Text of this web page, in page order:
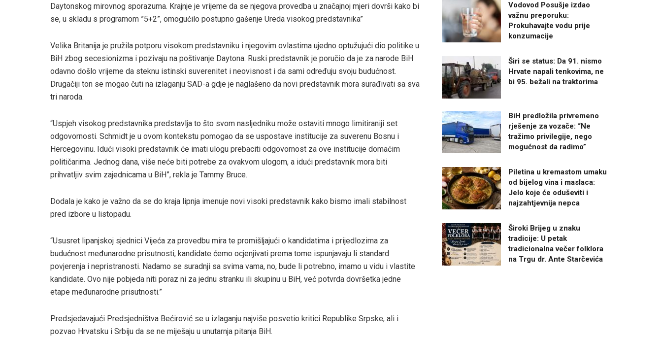
Daytonskog mirovnog sporazuma. Krajnje je vrijeme da se njegova provedba u značajnoj mjeri dovrši kako bi
se, u skladu s programom ”5+2”, omogućilo postupno gašenje Ureda visokog predstavnika”
Velika Britanija je pružila potporu visokom predstavniku i njegovim ovlastima ujedno optužujući dio politike u
BiH zbog secesionizma i pozivaju na poštivanje Daytona. Ruski predstavnik je poručio da je za narode BiH
odavno došlo vrijeme da steknu istinski suverenitet i neovisnost i da sami određuju svoju budućnost.
Drugačiji ton se mogao čuti na izlaganju SAD-a gdje je naglašeno da novi predstavnik mora surađivati sa sva
tri naroda.
“Uspjeh visokog predstavnika predstavlja to što svom nasljedniku može ostaviti mnogo limitiraniji set
odgovornosti. Schmidt je u ovom kontekstu pomogao da se uspostave institucije za suverenu Bosnu i
Hercegovinu. Idući visoki predstavnik će imati ulogu prebaciti odgovornost za ove institucije domaćim
političarima. Jednog dana, više neće biti potrebe za ovakvom ulogom, a idući predstavnik mora biti
prihvatljiv svim zajednicama u BiH”, rekla je Tammy Bruce.
Dodala je kako je važno da se do kraja lipnja imenuje novi visoki predstavnik kako bismo imali stabilnost
pred izbore u listopadu.
“Ususret lipanjskoj sjednici Vijeća za provedbu mira te promišljajući o kandidatima i prijedlozima za
budućnost međunarodne prisutnosti, kandidate ćemo ocjenjivati prema tome ispunjavaju li standard
povjerenja i nepristranosti. Nadamo se suradnji sa svima vama, no, bude li potrebno, imamo u vidu i vlastite
kandidate. Ovo nije pobjeda niti poraz ni za jednu stranku ili skupinu u BiH, već potvrda dovršetka jedne
etape međunarodne prisutnosti.”
Predsjedavajući Predsjedništva Bećirović se u izlaganju najviše posvetio kritici Republike Srpske, ali i
pozvao Hrvatsku i Srbiju da se ne miješaju u unutarnja pitanja BiH.
Vodovod Posušje izdao
važnu preporuku:
Prokuhavajte vodu prije
konzumacije
Širi se status: Da 91. nismo
Hrvate napali tenkovima, ne
bi 95. bežali na traktorima
BiH predložila privremeno
rješenje za vozače: “Ne
tražimo privilegije, nego
mogućnost da radimo”
Piletina u kremastom umaku
od bijelog vina i maslaca:
Jelo koje će oduševiti i
najzahtjevnija nepca
Široki Brijeg u znaku
tradicije: U petak
tradicionalna večer folklora
na Trgu dr. Ante Starčevića